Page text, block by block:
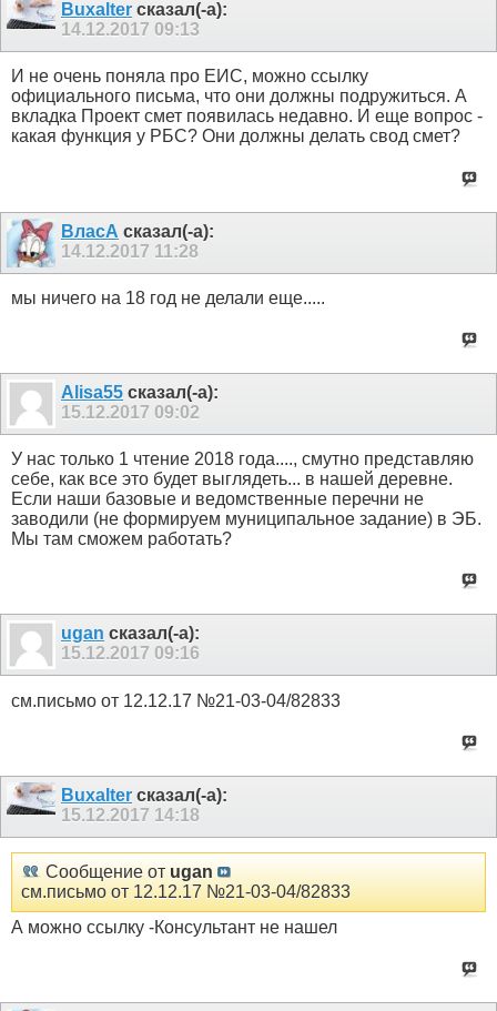
Buxalter сказал(-а):
14.12.2017 09:13
И не очень поняла про ЕИС, можно ссылку
официального письма, что они должны подружиться. А
вкладка Проект смет появилась недавно. И еще вопрос -
какая функция у РБС? Они должны делать свод смет?
ВласА сказал(-а):
14.12.2017 11:28
мы ничего на 18 год не делали еще.....
Alisa55 сказал(-а):
15.12.2017 09:02
У нас только 1 чтение 2018 года...., смутно представляю
себе, как все это будет выглядеть... в нашей деревне.
Если наши базовые и ведомственные перечни не
заводили (не формируем муниципальное задание) в ЭБ.
Мы там сможем работать?
ugan сказал(-а):
15.12.2017 09:16
см.письмо от 12.12.17 №21-03-04/82833
Buxalter сказал(-а):
15.12.2017 14:18
Сообщение от ugan
см.письмо от 12.12.17 №21-03-04/82833
А можно ссылку -Консультант не нашел